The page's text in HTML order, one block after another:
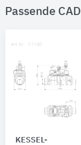
Passende
KESSEL-